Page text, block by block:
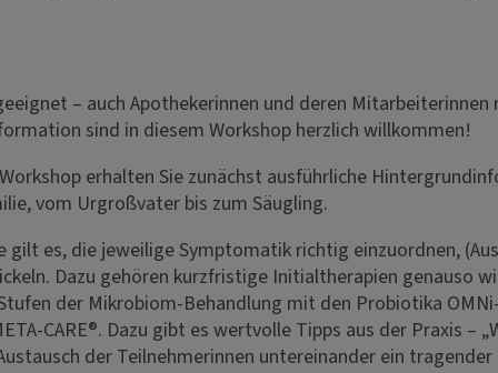
– auch Apothekerinnen und deren
sind in diesem Workshop herzlich willkommen!
erhalten Sie zunächst ausführliche
vom Urgroßvater bis zum Säugling.
gilt es, die jeweilige Symptomatik richtig einzuordnen,
Dazu gehören kurzfristige Initialtherapien genauso
der Mikrobiom-Behandlung mit den Probiotika
CARE®. Dazu gibt es wertvolle Tipps aus der Praxis –
der Teilnehmerinnen untereinander ein